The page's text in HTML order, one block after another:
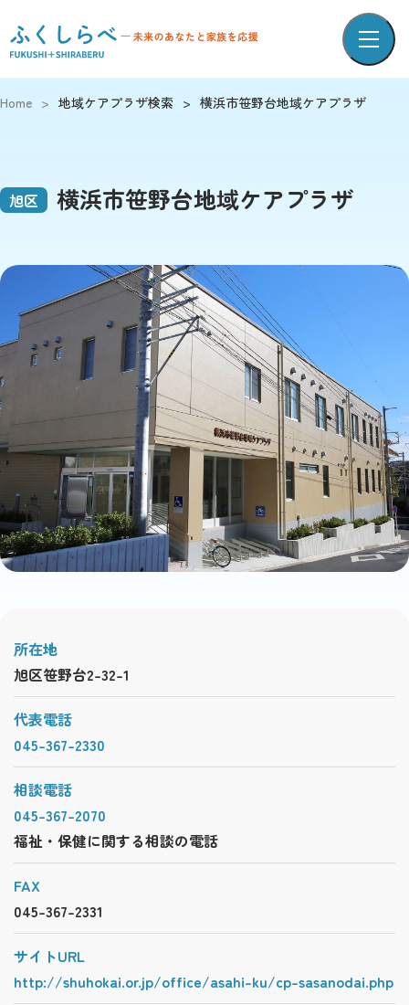
Home > 地域ケアプラザ検索 > 横浜市笹野台地域ケアプラザ
旭区 横浜市笹野台地域ケアプラザ
所在地
旭区笹野台2-32-1
代表電話
045-367-2330
相談電話
045-367-2070
福祉・保健に関する相談の電話
FAX
045-367-2331
サイトURL
http://shuhokai.or.jp/office/asahi-ku/cp-sasanodai.php